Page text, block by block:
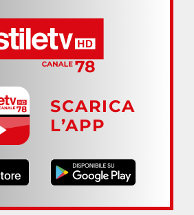
SCARICA
L’APP